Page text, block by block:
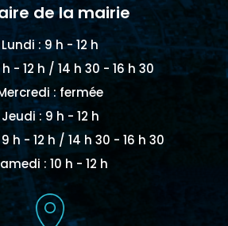
de la mairie
Lundi : 9 h - 12 h
- 12 h / 14 h 30 - 16 h 30
: fermée
Jeudi : 9 h - 12 h
h - 12 h / 14 h 30 - 16 h 30
: 10 h - 12 h